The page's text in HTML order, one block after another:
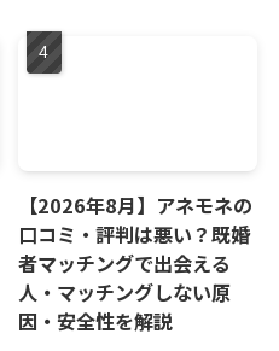
【2026年8月】アネモネの
口コミ・評判は悪い？既婚
者マッチングで出会える
人・マッチングしない原
因・安全性を解説